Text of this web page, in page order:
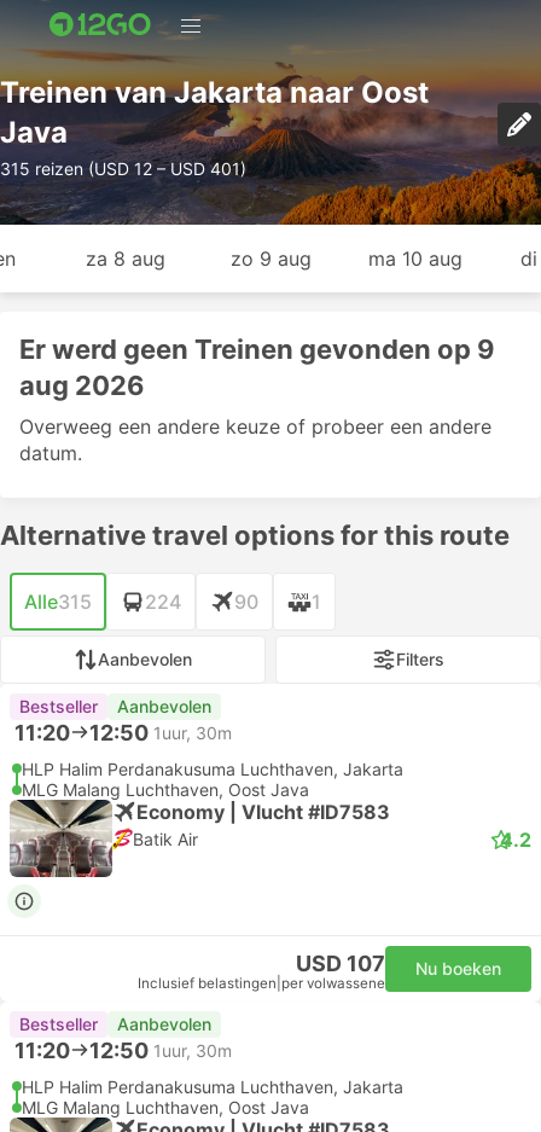
Treinen van Jakarta naar Oost
Java
315 reizen (USD 12 – USD 401)
za 8 aug zo 9 aug ma 10 aug di
Er werd geen Treinen gevonden op 9
aug 2026
Overweeg een andere keuze of probeer een andere
datum.
Alternative travel options for this route
Alle315 224 90 1
Aanbevolen Filters
Bestseller Aanbevolen
11:20 12:50 1uur, 30m
HLP Halim Perdanakusuma Luchthaven, Jakarta
MLG Malang Luchthaven, Oost Java
Economy | Vlucht #ID7583
Batik Air 4.2
USD 107
Inclusief belastingen per volwassene
Nu boeken
Bestseller Aanbevolen
11:20 12:50 1uur, 30m
HLP Halim Perdanakusuma Luchthaven, Jakarta
MLG Malang Luchthaven, Oost Java